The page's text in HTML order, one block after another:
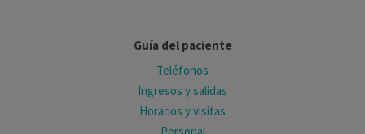
Guía del paciente
Teléfonos
Ingresos y salidas
Horarios y visitas